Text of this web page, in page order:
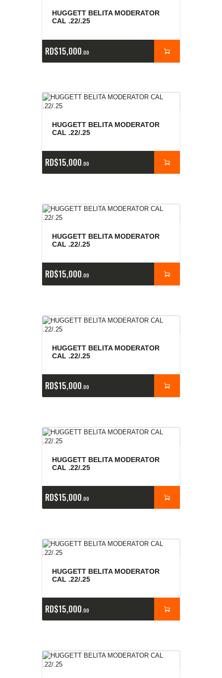
HUGGETT BELITA MODERATOR
CAL .22/.25
RD$15,000 00
HUGGETT BELITA MODERATOR
CAL .22/.25
RD$15,000 00
HUGGETT BELITA MODERATOR
CAL .22/.25
RD$15,000 00
HUGGETT BELITA MODERATOR
CAL .22/.25
RD$15,000 00
HUGGETT BELITA MODERATOR
CAL .22/.25
RD$15,000 00
HUGGETT BELITA MODERATOR
CAL .22/.25
RD$15,000 00